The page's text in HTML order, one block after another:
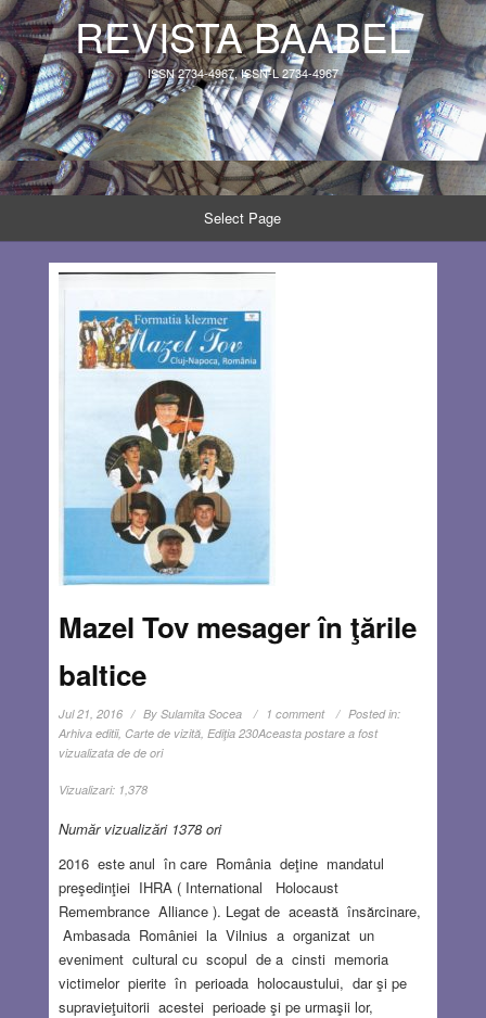
REVISTA BAABEL
ISSN 2734-4967, ISSN-L 2734-4967
Select Page
Mazel Tov mesager în ţările
baltice
Jul 21, 2016 By Sulamita Socea 1 comment
Posted in:
Arhiva editii, Carte de vizită, Ediţia 230Aceasta postare a fost
vizualizata de de ori
Vizualizari: 1,378
Număr vizualizări 1378 ori
2016 este anul în care România deţine mandatul
preşedinţiei IHRA ( International Holocaust
Remembrance Alliance ). Legat de această însărcinare,
Ambasada României la Vilnius a organizat un
eveniment cultural cu scopul de a cinsti memoria
victimelor pierite în perioada holocaustului, dar şi pe
supravieţuitorii acestei perioade şi pe urmaşii lor,